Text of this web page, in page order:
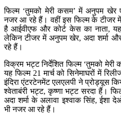
फिल्म ‘तुमको मेरी कसम’ में अनुपम
नजर आ रहे हैं। वहीं इस फिल्म के टीजर में
है आईवीएफ और कोर्ट केस का नाता,
लेकिन टीजर में अनुपम खेर, अदा शर्मा
रहे हैं।
विक्रम भट्ट निर्देशित फिल्म ‘तुमको मेरी
यह फिल्म 21 मार्च को सिनेमाघरों में
इंदिरा एंटरटेनमेंट एलएलपी ने प्रोड्यूस
श्वेताबंरी भट्ट, कृष्णा भट्ट सरदा हैं।
अदा शर्मा के अलावा इश्वाक सिंह, ईशा
भी नजर आ रहे हैं।